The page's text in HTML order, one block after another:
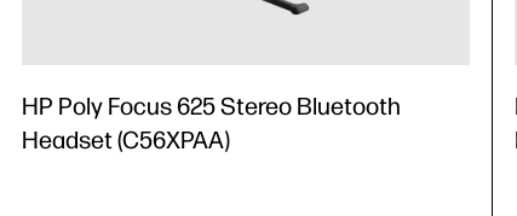
HP Poly Focus 625 Stereo Bluetooth
Headset (C56XPAA)